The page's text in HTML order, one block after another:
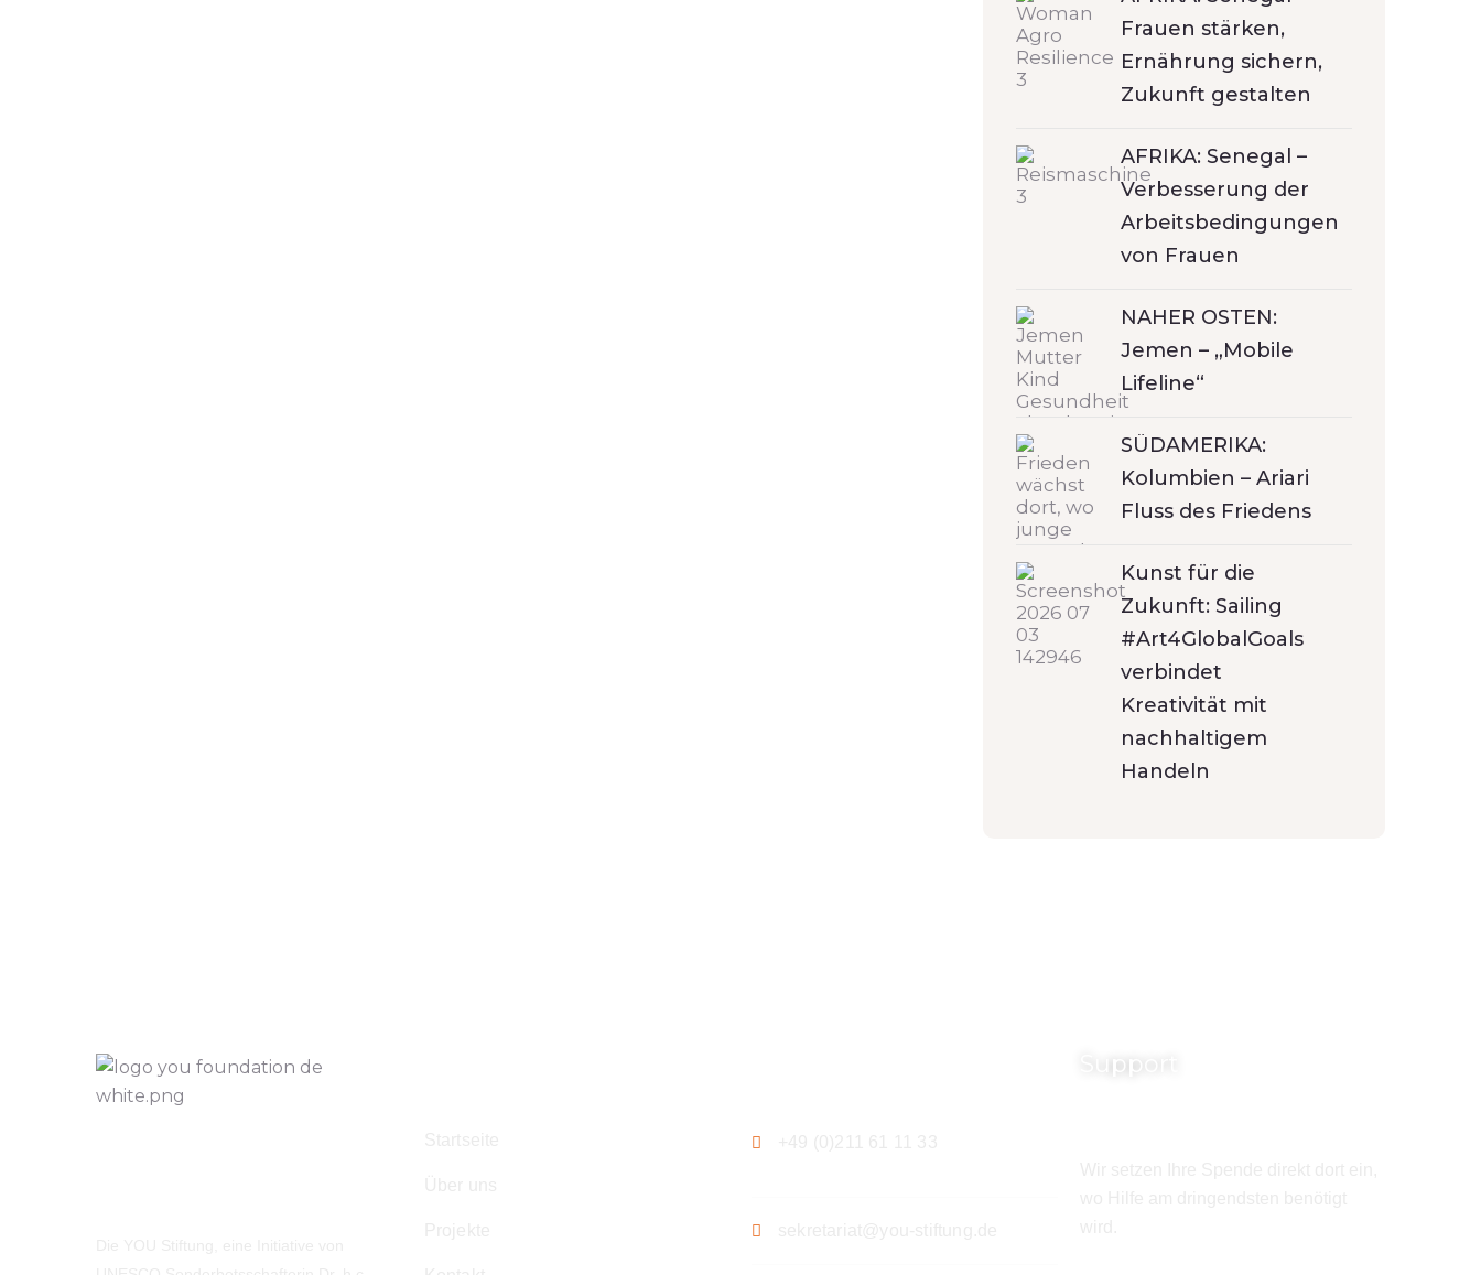
Frauen stärken,
Ernährung sichern,
Zukunft gestalten
AFRIKA: Senegal –
Verbesserung der
Arbeitsbedingungen
von Frauen
NAHER OSTEN:
Jemen – „Mobile
Lifeline“
SÜDAMERIKA:
Kolumbien – Ariari
Fluss des Friedens
Kunst für die
Zukunft: Sailing
#Art4GlobalGoals
verbindet
Kreativität mit
nachhaltigem
Handeln
Support